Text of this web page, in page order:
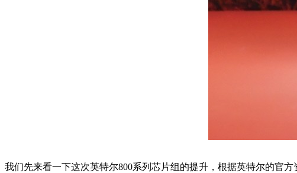
我们先来看一下这次英特尔800系列芯片组的提升，根据英特尔的官方